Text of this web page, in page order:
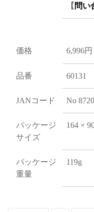
【 問い
価格 6,996円
品番 60131
JANコード No
パッケージ
サイズ
164 ×
パッケージ
重量
119g